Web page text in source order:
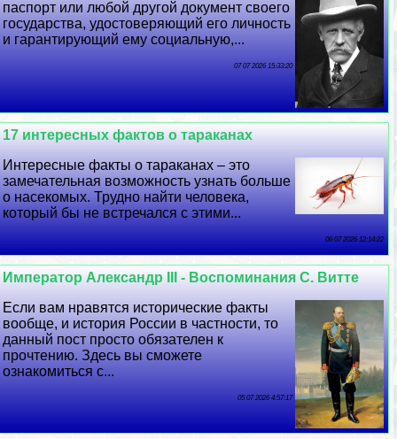
паспорт или любой другой документ своего
государства, удостоверяющий его личность
и гарантирующий ему социальную,...
07 07 2026 15:33:20
17 интересных фактов о таpaканах
Интересные факты о таpaканах – это
замечательная возможность узнать больше
о насекомых. Трудно найти человека,
который бы не встречался с этими...
06 07 2026 12:14:22
Император Александр III - Воспоминания С. Витте
Если вам нравятся исторические факты
вообще, и история России в частности, то
данный пост просто обязателен к
прочтению. Здесь вы сможете
ознакомиться с...
05 07 2026 4:57:17